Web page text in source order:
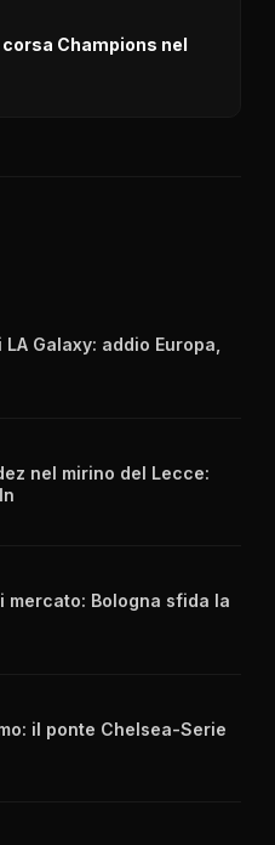
Champions nel
Galaxy: addio Europa,
nel mirino del Lecce:
mercato: Bologna sfida la
il ponte Chelsea-Serie